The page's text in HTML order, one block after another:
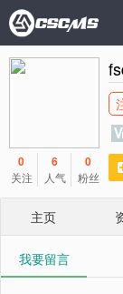
0
关注
6
人气
0
粉丝
主页
我要留言